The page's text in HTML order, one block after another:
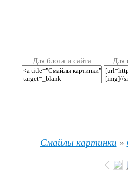
Для блога и сайта Для
Смайлы картинки »